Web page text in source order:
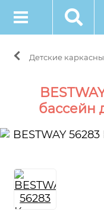
Детские
бассейн